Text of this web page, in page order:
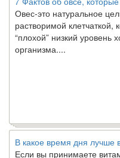
Овес-это натуральное
растворимой клетчаткой,
“плохой” низкий
организма....
Если вы принимаете